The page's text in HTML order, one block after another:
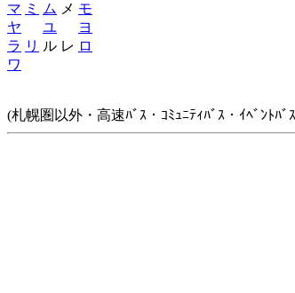
マ ミ ム メ モ
ヤ
ユ
ヨ
ラ リ ル レ ロ
ワ
(札幌圏以外・高速ﾊﾞｽ・ｺﾐｭﾆﾃｨﾊﾞｽ・ｲﾍﾞﾝﾄﾊ